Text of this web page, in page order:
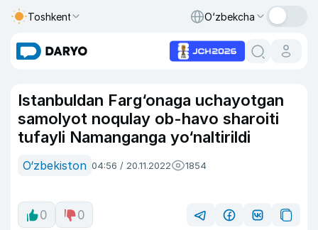
Toshkent O‘zbekcha
Istanbuldan Farg‘onaga uchayotgan
samolyot noqulay ob-havo sharoiti
tufayli Namanganga yo‘naltirildi
O‘zbekiston 04:56 / 20.11.2022 1854
0 0